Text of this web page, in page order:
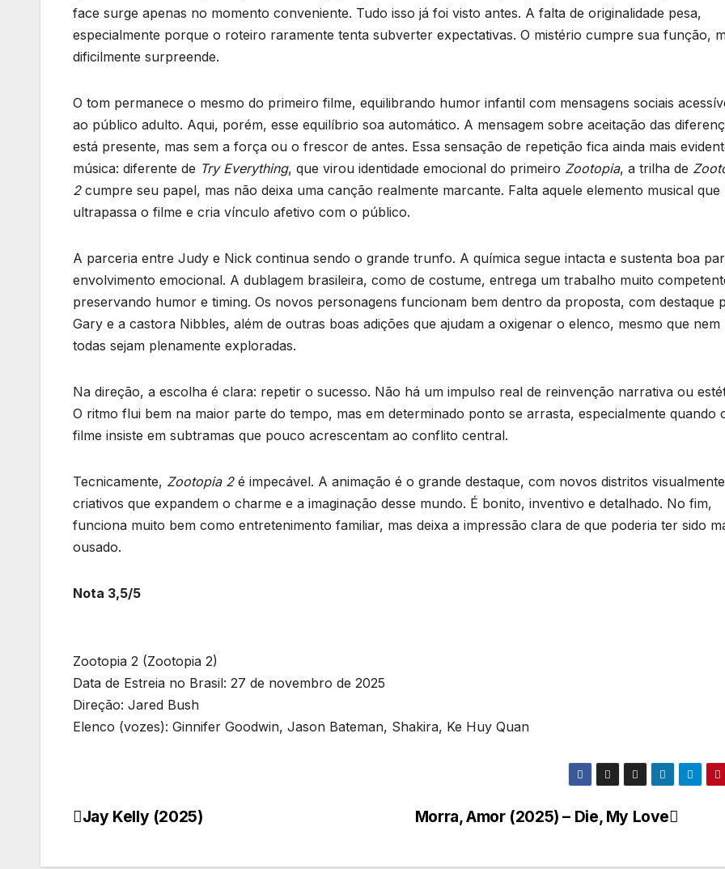
face surge apenas no momento conveniente. Tudo isso já foi visto antes. A falta de originalidade pesa,
especialmente porque o roteiro raramente tenta subverter expectativas. O mistério cumpre sua função,
dificilmente surpreende.
O tom permanece o mesmo do primeiro filme, equilibrando humor infantil com mensagens sociais
ao público adulto. Aqui, porém, esse equilíbrio soa automático. A mensagem sobre aceitação das
está presente, mas sem a força ou o frescor de antes. Essa sensação de repetição fica ainda mais
música: diferente de Try Everything, que virou identidade emocional do primeiro Zootopia, a trilha de
2cumpre seu papel, mas não deixa uma canção realmente marcante. Falta aquele elemento musical que
ultrapassa o filme e cria vínculo afetivo com o público.
A parceria entre Judy e Nick continua sendo o grande trunfo. A química segue intacta e sustenta boa
envolvimento emocional. A dublagem brasileira, como de costume, entrega um trabalho muito
preservando humor e timing. Os novos personagens funcionam bem dentro da proposta, com destaque
Gary e a castora Nibbles, além de outras boas adições que ajudam a oxigenar o elenco, mesmo que nem
todas sejam plenamente exploradas.
Na direção, a escolha é clara: repetir o sucesso. Não há um impulso real de reinvenção narrativa ou
O ritmo flui bem na maior parte do tempo, mas em determinado ponto se arrasta, especialmente quando
filme insiste em subtramas que pouco acrescentam ao conflito central.
Tecnicamente, Zootopia 2é impecável. A animação é o grande destaque, com novos distritos visualmente
criativos que expandem o charme e a imaginação desse mundo. É bonito, inventivo e detalhado. No fim,
funciona muito bem como entretenimento familiar, mas deixa a impressão clara de que poderia ter sido
ousado.
Nota 3,5/5
Zootopia 2 (Zootopia 2)
Data de Estreia no Brasil: 27 de novembro de 2025
Direção: Jared Bush
Elenco (vozes): Ginnifer Goodwin, Jason Bateman, Shakira, Ke Huy Quan
Navegação
Morra, Amor (2025) – Die, My Love
Jay Kelly (2025)